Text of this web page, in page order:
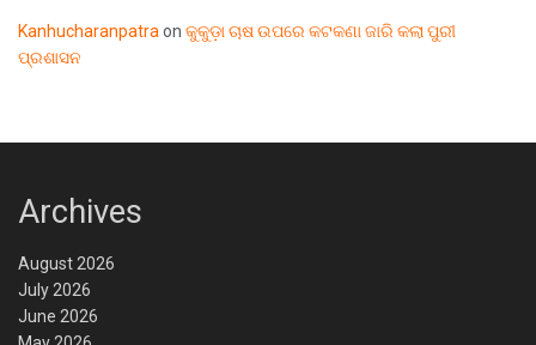
Kanhucharanpatra on କୁକୁଡ଼ା ଚାଷ ଉପରେ କଟକଣା ଜାରି କଲା ପୁରୀ
ପ୍ରଶାସନ
Archives
August 2026
July 2026
June 2026